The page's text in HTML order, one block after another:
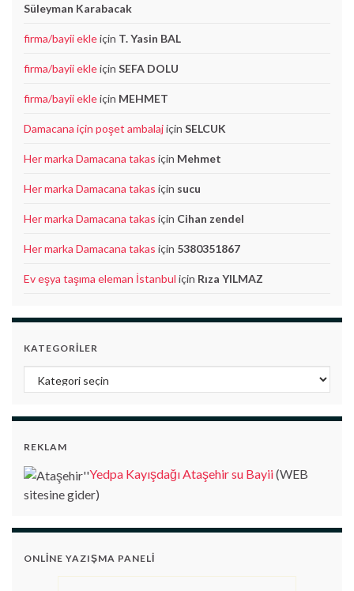
Süleyman Karabacak
firma/bayii ekleiçin T. Yasin BAL
firma/bayii ekleiçin SEFA DOLU
firma/bayii ekleiçin MEHMET
Damacana için poşet ambalajiçin SELCUK
Her marka Damacana takas için Mehmet
Her marka Damacana takas için sucu
Her marka Damacana takas için Cihan zendel
Her marka Damacana takas için 5380351867
Ev eşya taşıma eleman İstanbul için Rıza YILMAZ
KATEGORILER
Kategoriler
REKLAM
Yedpa Kayışdağı Ataşehir su Bayii(WEB
sitesine gider)
ONLINE YAZIŞMA PANELI